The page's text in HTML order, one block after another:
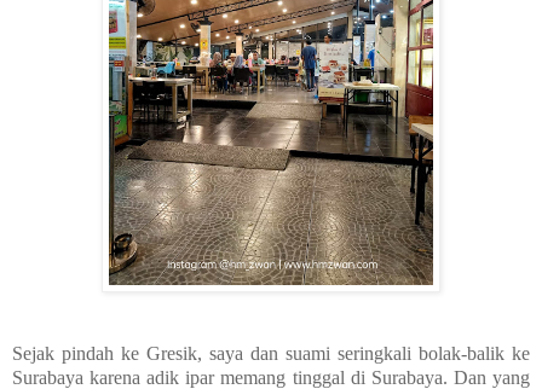
Sejak pindah ke Gresik, saya dan suami seringkali bolak-balik ke
Surabaya karena adik ipar memang tinggal di Surabaya. Dan yang